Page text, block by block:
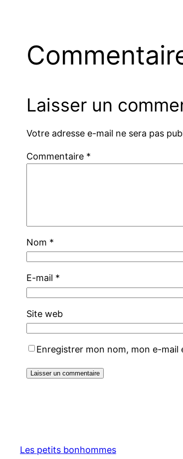
Laisser un
Votre adresse e-mail ne sera pas
Commentaire *
Nom *
E-mail *
Site web
Enregistrer mon nom, mon e-
Les petits bonhommes